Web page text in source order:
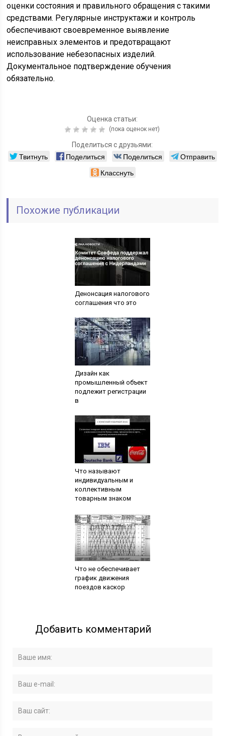
оценки состояния и правильного обращения с такими
средствами. Регулярные инструктажи и контроль
обеспечивают своевременное выявление
неисправных элементов и предотвращают
использование небезопасных изделий.
Документальное подтверждение обучения
обязательно.
Оценка статьи:
(пока оценок нет)
Поделиться с друзьями:
Твитнуть Поделиться Поделиться
Отправить
Класснуть
Похожие публикации
Денонсация налогового
соглашения что это
Дизайн как
промышленный объект
подлежит регистрации
в
Что называют
индивидуальным и
коллективным
товарным знаком
Что не обеспечивает
график движения
поездов каскор
Добавить комментарий